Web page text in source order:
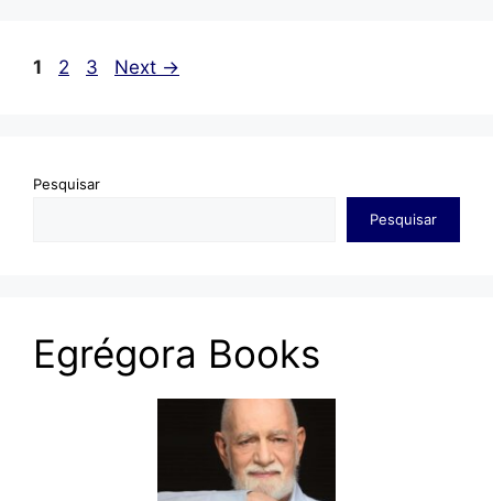
Page
1 Page
2 Page
3 Next →
Pesquisar
Pesquisar
Egrégora Books